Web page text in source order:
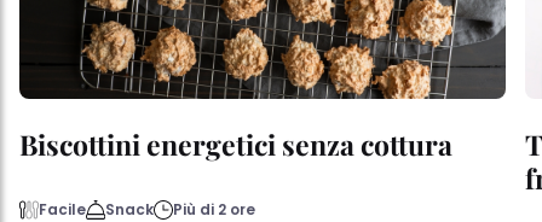
Biscottini energetici senza cottura
Facile Snack Più di 2 ore